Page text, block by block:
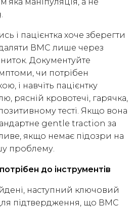
і пацієнтка хоче зберегти
ВМС лише через
Документуйте
чи потрібен
і навчіть пацієнтку
рясній кровотечі, гарячка,
тесті. Якщо вона
gentle traction за
якщо немає підозри на
проблему.
до інструментів
наступний ключовий
підтвердження, що ВМС